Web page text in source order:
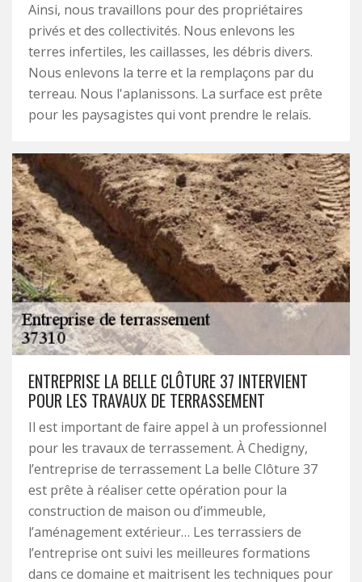
Ainsi, nous travaillons pour des propriétaires
privés et des collectivités. Nous enlevons les
terres infertiles, les caillasses, les débris divers.
Nous enlevons la terre et la remplaçons par du
terreau. Nous l'aplanissons. La surface est prête
pour les paysagistes qui vont prendre le relais.
ENTREPRISE LA BELLE CLÔTURE 37 INTERVIENT
POUR LES TRAVAUX DE TERRASSEMENT
Il est important de faire appel à un professionnel
pour les travaux de terrassement. À Chedigny,
l’entreprise de terrassement La belle Clôture 37
est prête à réaliser cette opération pour la
construction de maison ou d’immeuble,
l’aménagement extérieur… Les terrassiers de
l’entreprise ont suivi les meilleures formations
dans ce domaine et maitrisent les techniques pour